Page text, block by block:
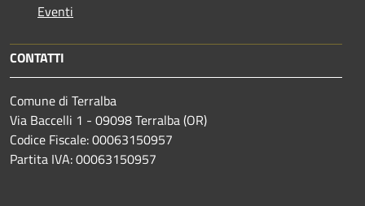
Eventi
CONTATTI
Comune di Terralba
Via Baccelli 1 - 09098 Terralba (OR)
Codice Fiscale: 00063150957
Partita IVA: 00063150957